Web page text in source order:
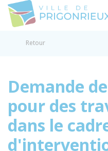
Retour
Demande
pour des
dans le